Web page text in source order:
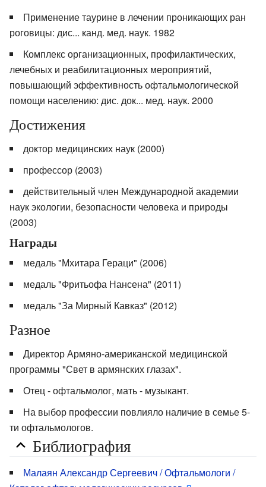
Применение таурине в лечении проникающих ран
роговицы: дис... канд. мед. наук. 1982
Комплекс организационных, профилактических,
лечебных и реабилитационных мероприятий,
повышающий эффективность офтальмологической
помощи населению: дис. док... мед. наук. 2000
Достижения
доктор медицинских наук (2000)
профессор (2003)
действительный член Международной академии
наук экологии, безопасности человека и природы
(2003)
Награды
медаль "Мхитара Гераци" (2006)
медаль "Фритьофа Нансена" (2011)
медаль "За Мирный Кавказ" (2012)
Разное
Директор Армяно-американской медицинской
программы "Свет в армянских глазах".
Отец - офтальмолог, мать - музыкант.
На выбор профессии повлияло наличие в семье 5-
ти офтальмологов.
Библиография
Малаян Александр Сергеевич / Офтальмологи /